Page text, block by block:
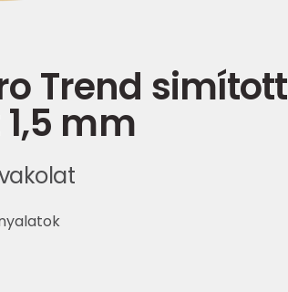
Trend simított
mm